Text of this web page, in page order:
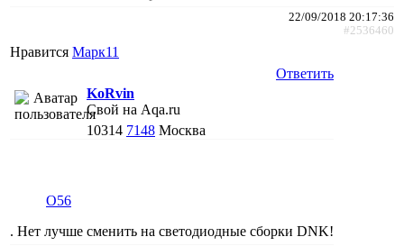
22/09/2018 20:17:36
#2536460
Нравится Марк11
Ответить
KoRvin
Свой на Aqa.ru
10314 7148 Москва
O56
. Нет лучше сменить на светодиодные сборки DNK!